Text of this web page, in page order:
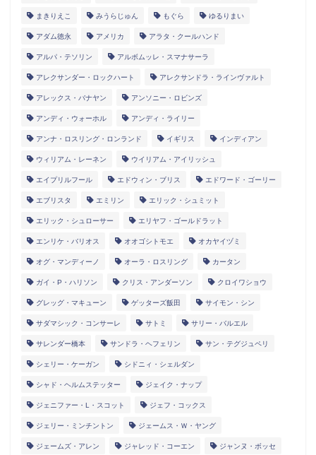
まきりえこ みうらじゅん もぐら ゆるりまい
アダム徳永 アメリカ アラタ・クールハンド
アルパ・テソリン アルボムッレ・スマナサーラ
アレクサンダー・ロックハート アレクサンドラ・ラインヴァルト
アレックス・バナヤン アンソニー・ロビンズ
アンディ・ウォーホル アンディ・ライリー
アンナ・ロスリング・ロンランド イギリス インディアン
ウィリアム・レーネン ウイリアム・アイリッシュ
エイプリルフール エドウィン・ブリス エドワード・ゴーリー
エブリスタ エミリン エリック・シュミット
エリック・シュローサー エリヤフ・ゴールドラット
エンリケ・バリオス オオゴシトモエ オカヤイヅミ
オグ・マンディーノ オーラ・ロスリング カータン
ガイ・P・ハリソン クリス・アンダーソン クロイワショウ
グレッグ・マキューン ゲッターズ飯田 サイモン・シン
サダマシック・コンサーレ サトミ サリー・バルエル
サレンダー橋本 サンドラ・ヘフェリン サン・テグジュペリ
シェリー・ケーガン シドニィ・シェルダン
シャド・ヘルムステッター ジェイク・ナップ
ジェニファー・L・スコット ジェフ・コックス
ジェリー・ミンチントン ジェームス・Ｗ・ヤング
ジェームズ・アレン ジャレッド・コーエン ジャンヌ・ボッセ